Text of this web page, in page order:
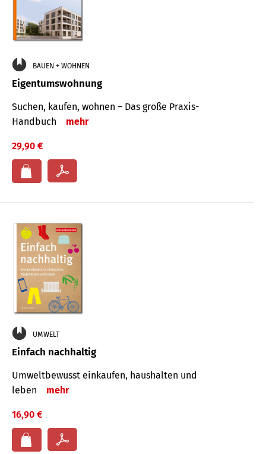
BAUEN + WOHNEN
Eigentumswohnung
Suchen, kaufen, wohnen – Das große Praxis-
Handbuch
mehr
29,90 €
UMWELT
Einfach nachhaltig
Umweltbewusst einkaufen, haushalten und
leben
mehr
16,90 €